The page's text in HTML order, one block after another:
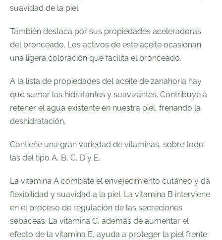
suavidad de la piel.
También destaca por sus propiedades aceleradoras
del bronceado. Los activos de este aceite ocasionan
una ligera coloración que facilita el bronceado.
A la lista de propiedades del aceite de zanahoria hay
que sumar las hidratantes y suavizantes. Contribuye a
retener el agua existente en nuestra piel, frenando la
deshidratación.
Contiene una gran variedad de vitaminas, sobre todo
las del tipo A, B, C, D y E.
La vitamina A combate el envejecimiento cutáneo y da
flexibilidad y suavidad a la piel. La vitamina B interviene
en el proceso de regulación de las secreciones
sebáceas. La vitamina C, además de aumentar el
efecto de la vitamina E, ayuda a proteger la piel frente